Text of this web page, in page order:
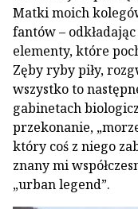
Matki moich
fantów –
elementy, które
Zęby ryby piły,
wszystko to
gabinetach
przekonanie,
który coś z niego
znany mi
„urban legend”.